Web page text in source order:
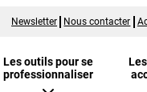
Newsletter Nous contacter
Les outils pour se
professionnaliser